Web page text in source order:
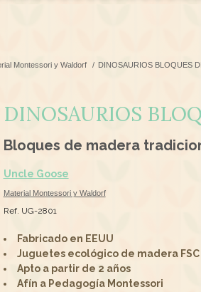
Montessori y Waldorf / DINOSAURIOS BLOQUES
DINOSAURIOS
Bloques de madera
Uncle Goose
Material Montessori y Waldorf
Ref. UG-2801
Fabricado en EEUU
Juguetes ecológico de madera FSC
Apto a partir de 2 años
Afín a Pedagogía Montessori